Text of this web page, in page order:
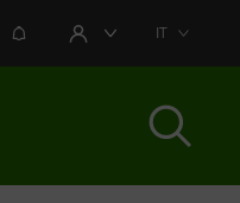
NOTIFICHEAREA UTENTEIT